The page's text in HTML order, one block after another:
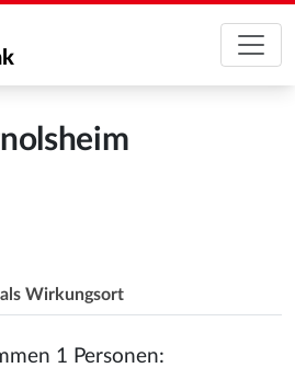
als Wirkungsort
1 Personen: